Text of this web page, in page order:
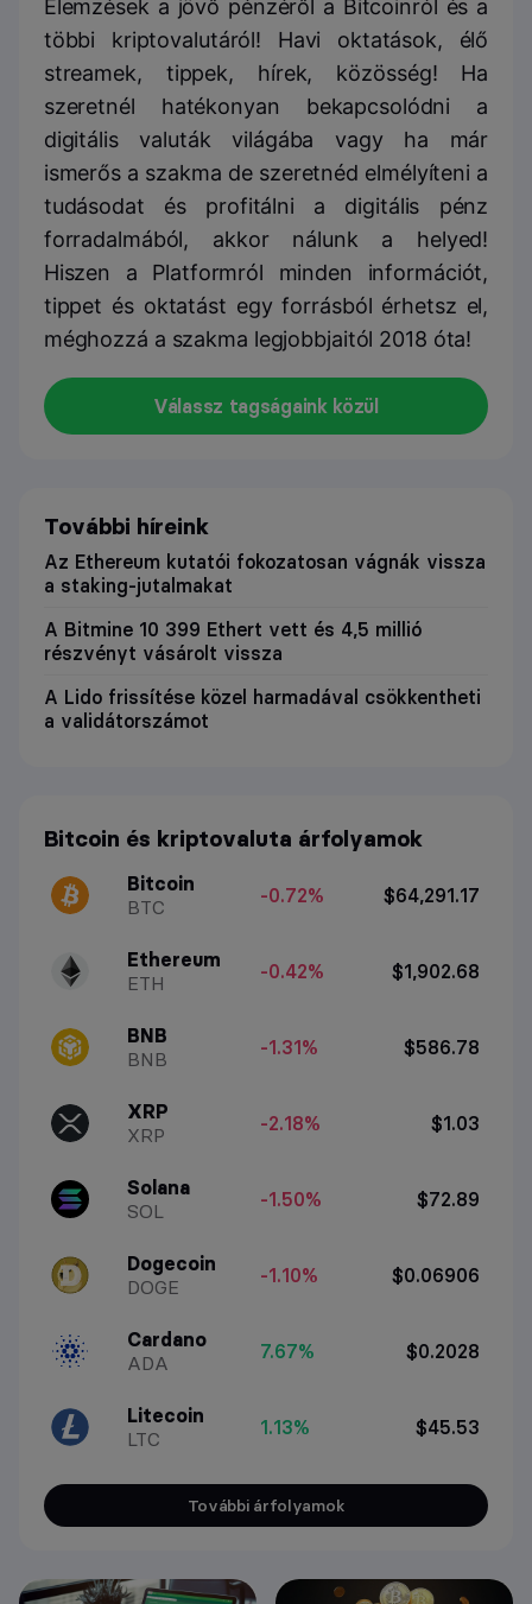
Elemzések a jövő pénzéről a Bitcoinról és a
többi kriptovalutáról! Havi oktatások, élő
streamek, tippek, hírek, közösség! Ha
szeretnél hatékonyan bekapcsolódni a
digitális valuták világába vagy ha már
ismerős a szakma de szeretnéd elmélyíteni a
tudásodat és profitálni a digitális pénz
forradalmából, akkor nálunk a helyed!
Hiszen a Platformról minden információt,
tippet és oktatást egy forrásból érhetsz el,
méghozzá a szakma legjobbjaitól 2018 óta!
Válassz tagságaink közül
További híreink
Az Ethereum kutatói fokozatosan vágnák vissza
a staking-jutalmakat
A Bitmine 10 399 Ethert vett és 4,5 millió
részvényt vásárolt vissza
A Lido frissítése közel harmadával csökkentheti
a validátorszámot
Bitcoin és kriptovaluta árfolyamok
Bitcoin
BTC
-0.72% $64,291.17
Ethereum
ETH
-0.42% $1,902.68
BNB
BNB
-1.31% $586.78
XRP
XRP
-2.18% $1.03
Solana
SOL
-1.50% $72.89
Dogecoin
DOGE
-1.10% $0.06906
Cardano
ADA
7.67% $0.2028
Litecoin
LTC
1.13% $45.53
További árfolyamok